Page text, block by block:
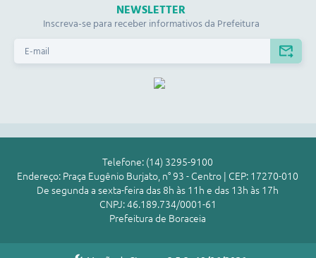
NEWSLETTER
Inscreva-se para receber informativos da Prefeitura
Telefone: (14) 3295-9100
Endereço: Praça Eugênio Burjato, n° 93 - Centro | CEP: 17270-010
De segunda a sexta-feira das 8h às 11h e das 13h às 17h
CNPJ: 46.189.734/0001-61
Prefeitura de Boraceia